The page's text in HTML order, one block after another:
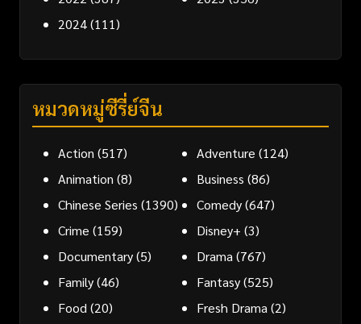
2024(111)
หมวดหมู่ซีรี่ย์จีน
Action (517) Adventure (124)
Animation (8) Business (86)
Chinese Series (1390) Comedy(647)
Crime (159) Disney+ (3)
Documentary(5) Drama(767)
Family(46) Fantasy(525)
Food(20) Fresh Drama(2)